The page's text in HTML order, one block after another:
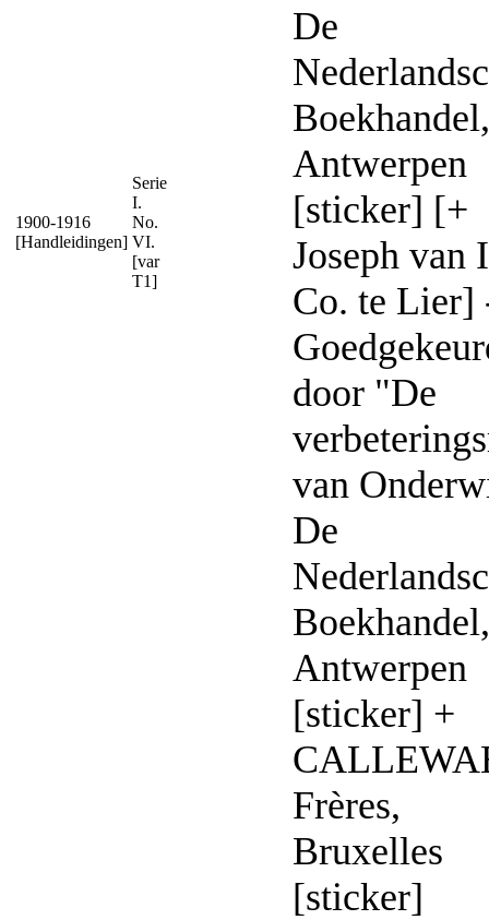
1900-1916
[Handleidingen]
Serie
I.
No.
VI.
[var
T1]
De
Boekhandel,
Antwerpen
[sticker] [+
Joseph van
Co. te Lier]
door "De
van
De
Boekhandel,
Antwerpen
[sticker] +
Frères,
Bruxelles
[sticker]